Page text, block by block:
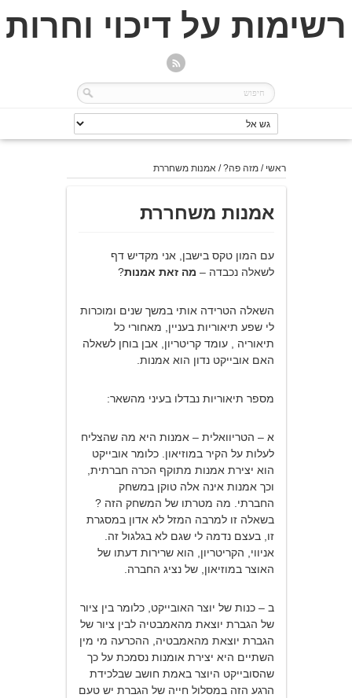
רשימות על דיכוי וחרות
ראשי /מזה פה?/ אמנות משחררת
אמנות משחררת
עם המון טקס בישבן, אני מקדיש דף
לשאלה נכבדה – מה זאת אמנות?
השאלה הטרידה אותי במשך שנים ומוכרות
לי שפע תיאוריות בעניין, מאחורי כל
תיאוריה , עומד קריטריון, אבן בוחן לשאלה
האם אובייקט נדון הוא אמנות.
מספר תיאוריות נבדלו בעיני מהשאר:
א – הטריוואלית – אמנות היא מה שהצליח
לעלות על הקיר במוזיאון. כלומר אובייקט
הוא יצירת אמנות מתוקף הכרה חברתית,
וכך אמנות אינה אלה טוקן במשחק
החברתי. מה מטרתו של המשחק הזה ?
בשאלה זו למרבה המזל לא אדון במסגרת
זו, בעצם נדמה לי שגם לא בגלגול זה.
אניווי, הקריטריון, הוא שרירות דעתו של
האוצר במוזיאון, של נציג החברה.
ב – כנות של יוצר האובייקט, כלומר בין ציור
של הגברת יוצאת מהאמבטיה לבין ציור של
הגברת יוצאת מהאמבטיה, ההכרעה מי מין
השתיים היא יצירת אומנות נסמכת על כך
שהסובייקט היוצר באמת חושב שבלכידת
הרגע הזה במסלול חייה של הגברת יש טעם